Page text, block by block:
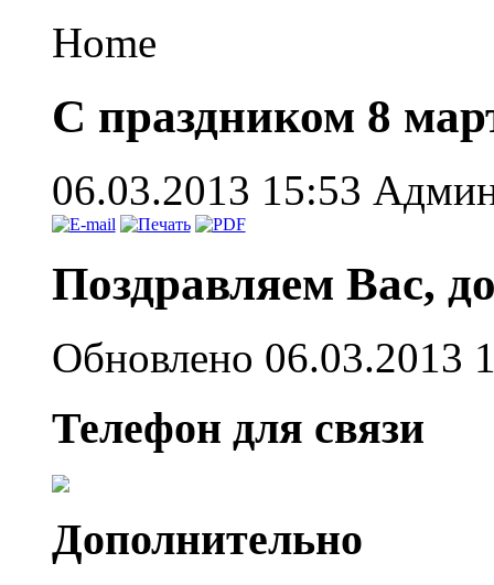
Home
С праздником 8
06.03.2013 15:53
Поздравляем Вас,
Обновлено 06.03.2013
Телефон для связи
Дополнительно